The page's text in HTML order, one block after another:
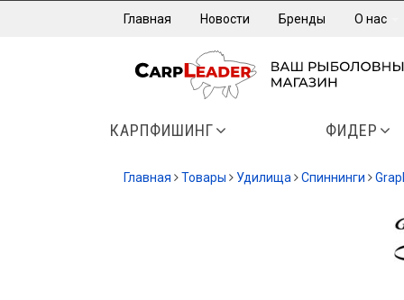
Главная Новости Бренды О нас
КАРПФИШИНГ ФИДЕР
Главная Товары Удилища Спиннинги
-